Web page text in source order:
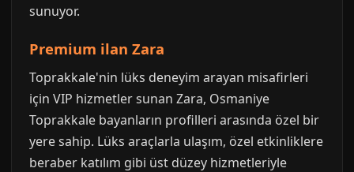
sunuyor.
Premium ilan Zara
Toprakkale'nin lüks deneyim arayan misafirleri
için VIP hizmetler sunan Zara, Osmaniye
Toprakkale bayanların profilleri arasında özel bir
yere sahip. Lüks araçlarla ulaşım, özel etkinliklere
beraber katılım gibi üst düzey hizmetleriyle